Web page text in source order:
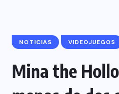
NOTICIAS VIDEOJUEGOS
Mina the